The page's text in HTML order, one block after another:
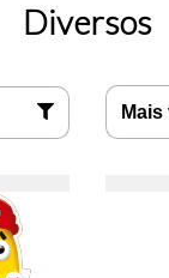
Diversos